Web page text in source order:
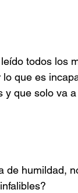
todos los
que es
que solo va
de humildad,